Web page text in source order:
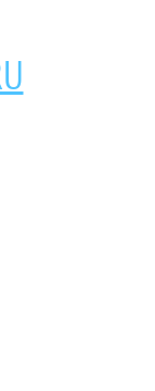
завесы, водяные